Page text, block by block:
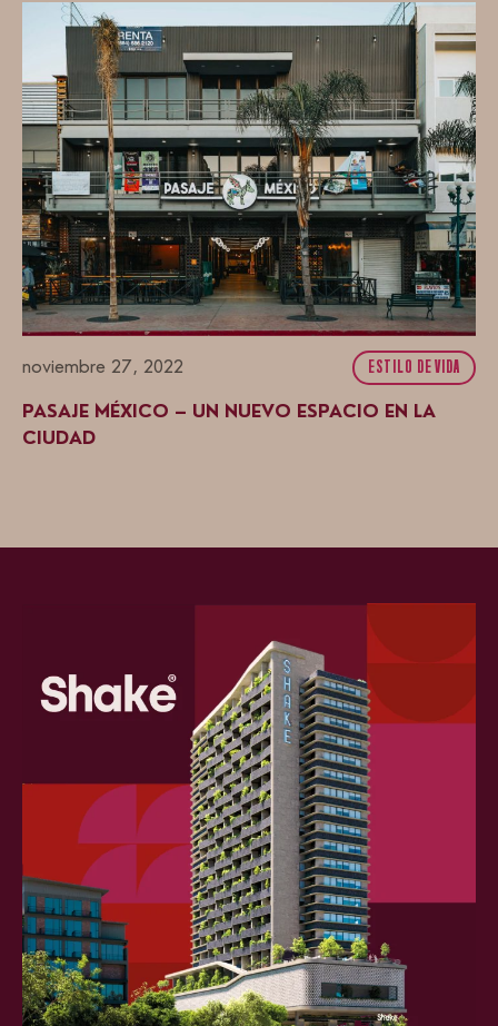
noviembre 27, 2022 ESTILO DE VIDA
PASAJE MÉXICO – UN NUEVO ESPACIO EN LA
CIUDAD